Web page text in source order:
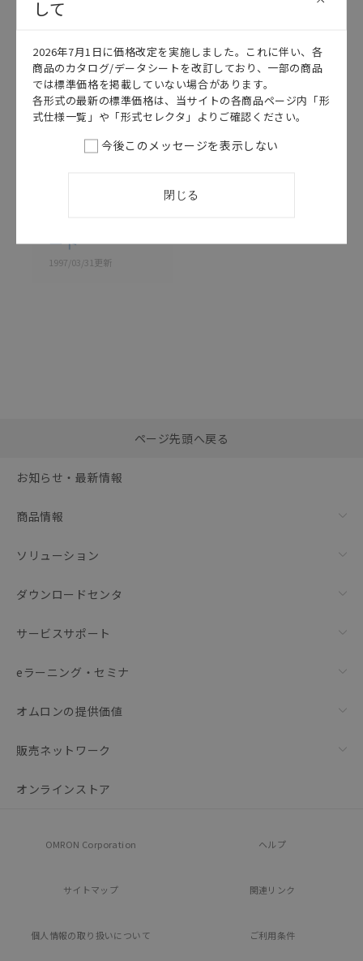
ている可能性がありますがご容赦ください。
ものであり、変更・改定させていただいている可能性
があります。改めて当サイトの掲載内容をご確認のう
え、ご用命下さいますようお願いいたします。
ート
1997/03/31更新
括ダウンロード
ページ先頭へ戻る
お知らせ・最新情報
商品情報
ソリューション
ダウンロードセンタ
サービスサポート
eラーニング・セミナ
オムロンの提供価値
販売ネットワーク
オンラインストア
OMRON Corporation ヘルプ
サイトマップ 関連リンク
個人情報の取り扱いについて ご利用条件
して
2026年7月1日に価格改定を実施しました。これに伴い、各
商品のカタログ/データシートを改訂しており、一部の商品
では標準価格を掲載していない場合があります。
各形式の最新の標準価格は、当サイトの各商品ページ内「形
式仕様一覧」や「形式セレクタ」よりご確認ください。
今後このメッセージを表示しない
閉じる